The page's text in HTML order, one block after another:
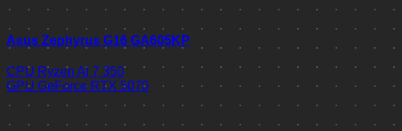
Asus Zephyrus G16 GA605KP
CPU Ryzen AI 7 350
GPU GeForce RTX 5070